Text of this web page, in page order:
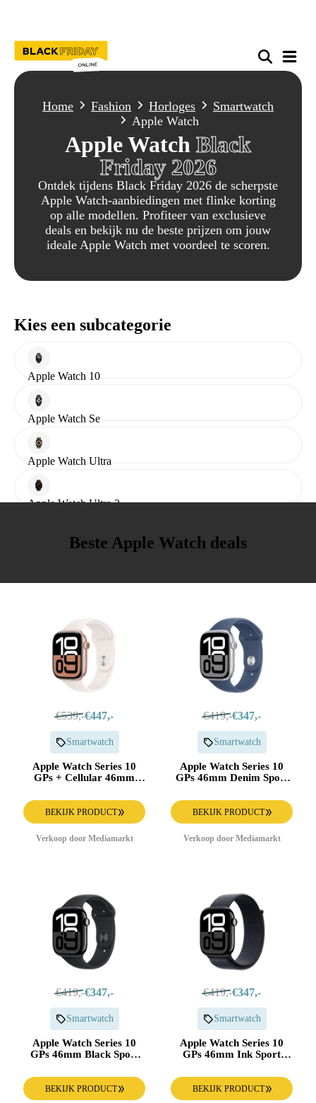
Home Fashion Horloges
Smartwatch
Apple Watch
Apple Watch Black
Friday 2026
Ontdek tijdens Black Friday 2026 de scherpste
Apple Watch-aanbiedingen met flinke korting
op alle modellen. Profiteer van exclusieve
deals en bekijk nu de beste prijzen om jouw
ideale Apple Watch met voordeel te scoren.
Kies een subcategorie
Apple Watch 10
Apple Watch Se
Apple Watch Ultra
Apple Watch Ultra 2
Beste Apple Watch deals
€539,-€447,-
Smartwatch
Apple Watch Series 10
GPs + Cellular 46mm
M/l Smartwatch Rose
Gold
BEKIJK PRODUCT
Verkoop door Mediamarkt
€419,-€347,-
Smartwatch
Apple Watch Series 10
GPs 46mm Denim Sport
Silver
BEKIJK PRODUCT
Verkoop door Mediamarkt
€419,-€347,-
Smartwatch
Apple Watch Series 10
GPs 46mm Black Sport
BEKIJK PRODUCT
€419,-€347,-
Smartwatch
Apple Watch Series 10
GPs 46mm Ink Sport
Black
BEKIJK PRODUCT